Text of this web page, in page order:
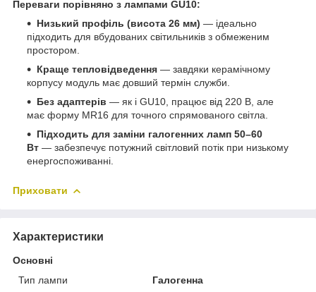
Переваги порівняно з лампами GU10:
Низький профіль (висота 26 мм) — ідеально
підходить для вбудованих світильників з обмеженим
простором.
Краще тепловідведення — завдяки керамічному
корпусу модуль має довший термін служби.
Без адаптерів — як і GU10, працює від 220 В, але
має форму MR16 для точного спрямованого світла.
Підходить для заміни галогенних ламп 50–60
Вт — забезпечує потужний світловий потік при низькому
енергоспоживанні.
Приховати
Характеристики
Основні
Тип лампи
Галогенна